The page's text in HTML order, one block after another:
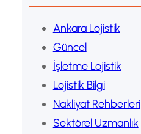
Ankara Lojistik
Güncel
İşletme Lojistik
Lojistik Bilgi
Nakliyat Rehberleri
Sektörel Uzmanlık